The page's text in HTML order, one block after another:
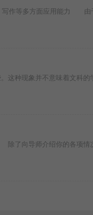
作等多方面应用能力 由
这种现象并不意味着文科的
了向导师介绍你的各项情